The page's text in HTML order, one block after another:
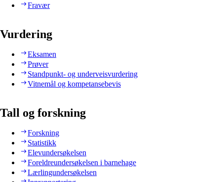
Fravær
Vurdering
Eksamen
Prøver
Standpunkt- og underveisvurdering
Vitnemål og kompetansebevis
Tall og forskning
Forskning
Statistikk
Elevundersøkelsen
Foreldreundersøkelsen i barnehage
Lærlingundersøkelsen